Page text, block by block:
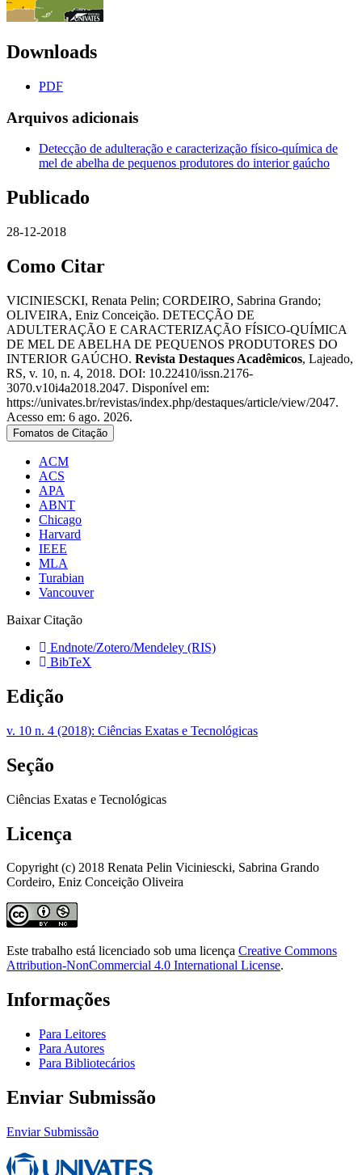
Downloads
PDF
Arquivos adicionais
Detecção de adulteração e caracterização físico-química de
mel de abelha de pequenos produtores do interior gaúcho
Publicado
28-12-2018
Como Citar
VICINIESCKI, Renata Pelin; CORDEIRO, Sabrina Grando;
OLIVEIRA, Eniz Conceição. DETECÇÃO DE
ADULTERAÇÃO E CARACTERIZAÇÃO FÍSICO-QUÍMICA
DE MEL DE ABELHA DE PEQUENOS PRODUTORES DO
INTERIOR GAÚCHO. Revista Destaques Acadêmicos, Lajeado,
RS, v. 10, n. 4, 2018. DOI: 10.22410/issn.2176-
3070.v10i4a2018.2047. Disponível em:
https://univates.br/revistas/index.php/destaques/article/view/2047.
Acesso em: 6 ago. 2026.
Fomatos de Citação
ACM
ACS
APA
ABNT
Chicago
Harvard
IEEE
MLA
Turabian
Vancouver
Baixar Citação
Endnote/Zotero/Mendeley (RIS)
BibTeX
Edição
v. 10 n. 4 (2018): Ciências Exatas e Tecnológicas
Seção
Ciências Exatas e Tecnológicas
Licença
Copyright (c) 2018 Renata Pelin Viciniescki, Sabrina Grando
Cordeiro, Eniz Conceição Oliveira
Este trabalho está licenciado sob uma licença Creative Commons
Attribution-NonCommercial 4.0 International License.
Informações
Para Leitores
Para Autores
Para Bibliotecários
Enviar Submissão
Enviar Submissão